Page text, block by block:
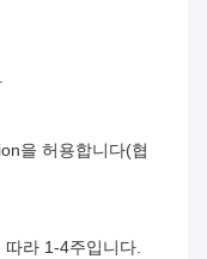
을 허용합니다(협
라 1-4주입니다.